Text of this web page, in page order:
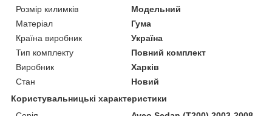
Розмір килимків
Модельний
Матеріал
Гума
Країна виробник
Україна
Тип комплекту
Повний комплект
Виробник
Харків
Стан
Новий
Користувальницькі характеристики